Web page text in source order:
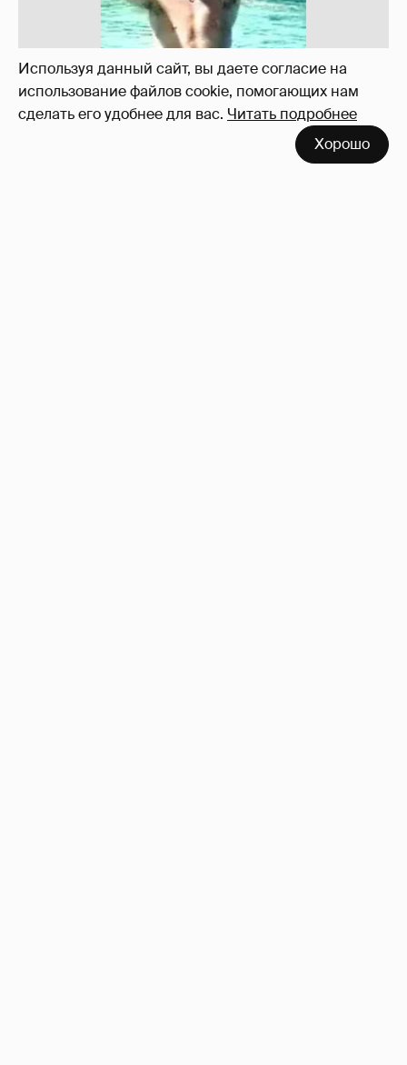
Используя данный сайт, вы даете согласие на
использование файлов cookie, помогающих нам
сделать его удобнее для вас. Читать подробнее
Хорошо